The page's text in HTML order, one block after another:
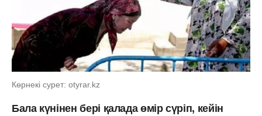
Көрнекі сурет: otyrar.kz
Бала күнінен бері қалада өмір сүріп, кейін